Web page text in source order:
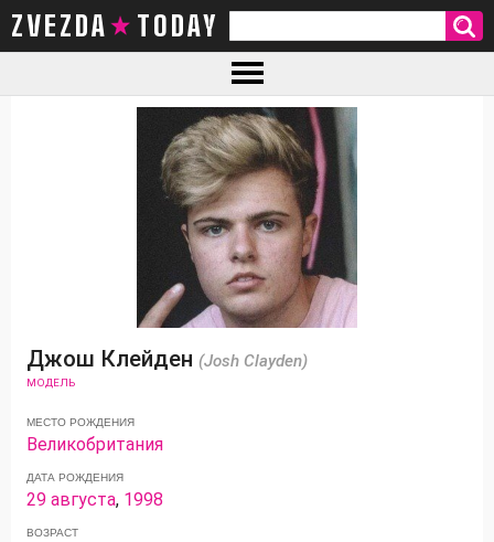
ZVEZDA TODAY
Джош Клейден (Josh Clayden)
МОДЕЛЬ
МЕСТО РОЖДЕНИЯ
Великобритания
ДАТА РОЖДЕНИЯ
29 августа, 1998
ВОЗРАСТ